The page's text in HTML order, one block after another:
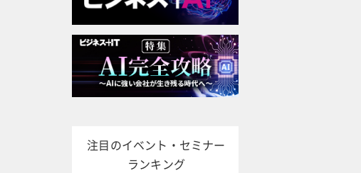
注目のイベント・セミナー
ランキング